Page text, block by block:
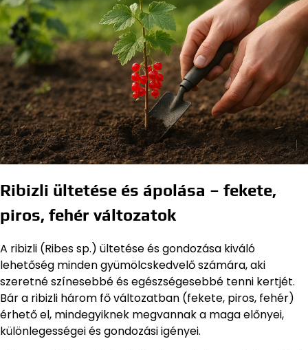
Ribizli ültetése és ápolása – fekete,
piros, fehér változatok
A ribizli (Ribes sp.) ültetése és gondozása kiváló
lehetőség minden gyümölcskedvelő számára, aki
szeretné színesebbé és egészségesebbé tenni kertjét.
Bár a ribizli három fő változatban (fekete, piros, fehér)
érhető el, mindegyiknek megvannak a maga előnyei,
különlegességei és gondozási igényei.